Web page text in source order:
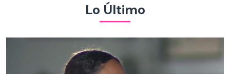
Lo Último